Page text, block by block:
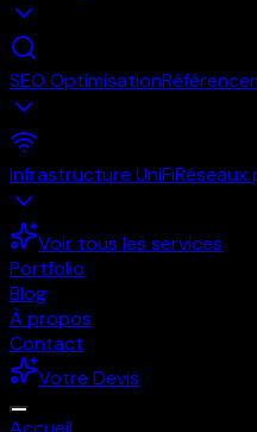
SEO Optimisation
Infrastructure UniFiRéseaux
Voir tous les services
Portfolio
Blog
À propos
Contact
Votre Devis